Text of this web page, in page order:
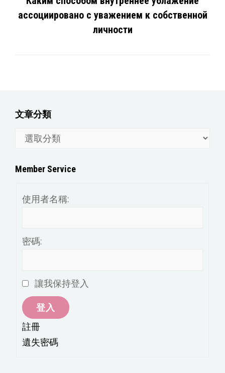
ассоциировано с уважением к собственной
личности
文章分類
分
Member Service
使用者名稱:
密碼:
讓我保持登入
登入
註冊
遺失密碼